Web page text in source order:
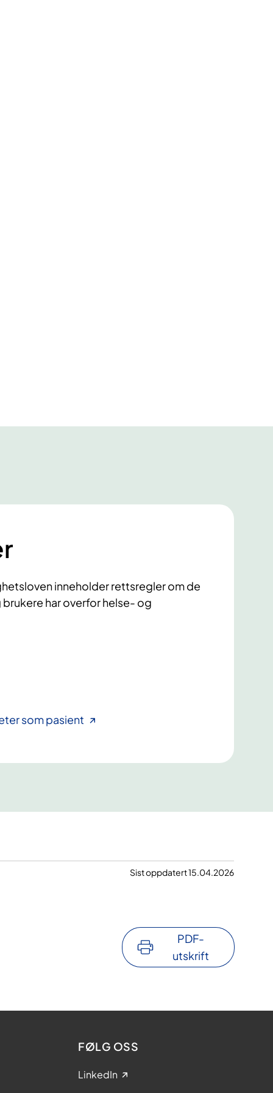
inneholder rettsregler om de
har overfor helse- og
som pasient
Sist oppdatert 15.04.2026
PDF-
utskrift
FØLG OSS
LinkedIn